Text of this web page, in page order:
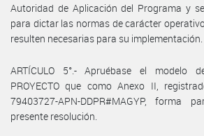
Autoridad de Aplicación del Programa y
para dictar las normas de carácter
resulten necesarias para su implementación.
ARTÍCULO 5°.- Apruébase el modelo
PROYECTO que como Anexo II,
79403727-APN-DDPR#MAGYP, forma
presente resolución.